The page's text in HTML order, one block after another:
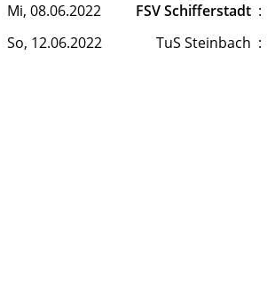
Mi, 08.06.2022 FSV Schifferstadt :
So, 12.06.2022 TuS Steinbach :